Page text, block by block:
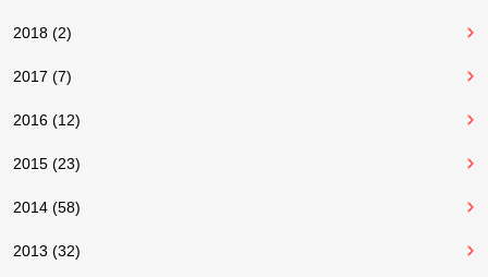
2018 (2)
2017 (7)
2016 (12)
2015 (23)
2014 (58)
2013 (32)